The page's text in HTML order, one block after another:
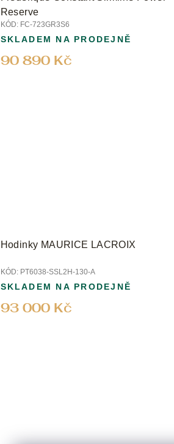
Reserve
KÓD: FC-723GR3S6
90 890 Kč
SKLADEM NA PRODEJNĚ
Hodinky MAURICE LACROIX
KÓD: PT6038-SSL2H-130-A
93 000 Kč
SKLADEM NA PRODEJNĚ